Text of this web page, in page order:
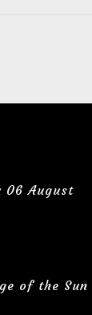
August
of the Sun